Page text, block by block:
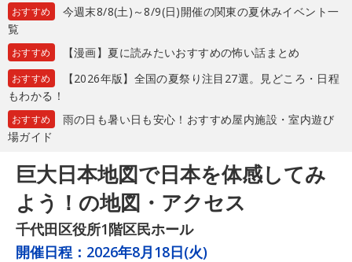
おすすめ
今週末8/8(土)～8/9(日)開催の関東の夏休みイベント一
覧
おすすめ 【漫画】夏に読みたいおすすめの怖い話まとめ
おすすめ
【2026年版】全国の夏祭り注目27選。見どころ・日程
もわかる！
おすすめ
雨の日も暑い日も安心！おすすめ屋内施設・室内遊び
場ガイド
巨大日本地図で日本を体感してみ
よう！の地図・アクセス
千代田区役所1階区民ホール
開催日程： 2026年8月18日(火)